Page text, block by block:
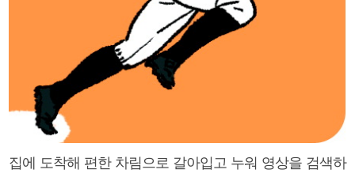
집에 도착해 편한 차림으로 갈아입고 누워 영상을 검색하